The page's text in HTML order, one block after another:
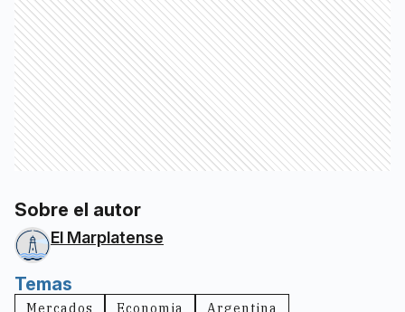
Sobre el autor
El Marplatense
Temas
Mercados Economia Argentina